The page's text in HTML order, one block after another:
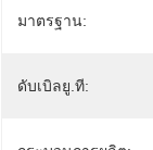
มาตรฐาน:
ดับเบิลยู.ที: